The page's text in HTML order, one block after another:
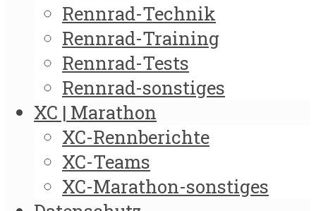
Rennrad-Technik
Rennrad-Training
Rennrad-Tests
Rennrad-sonstiges
XC | Marathon
XC-Rennberichte
XC-Teams
XC-Marathon-sonstiges